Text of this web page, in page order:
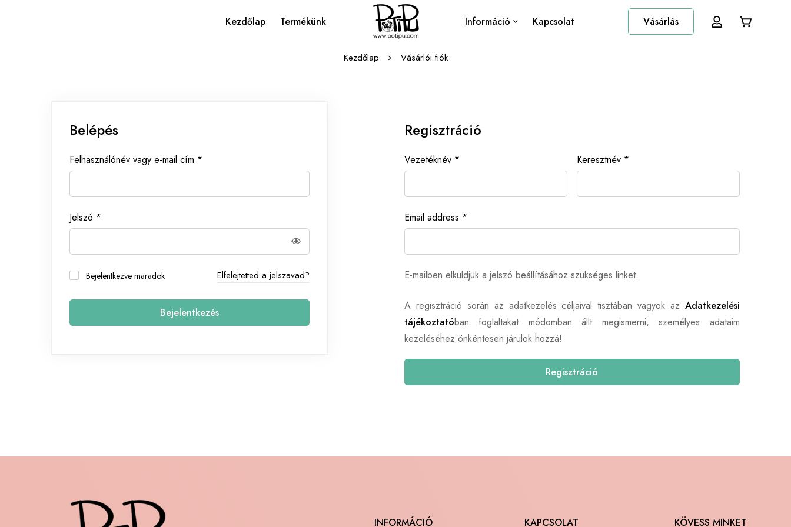
Kezdőlap Termékünk Információ Kapcsolat Vásárlás
Kezdőlap Vásárlói fiók
Belépés
Felhasználónév vagy e-mail cím *
Jelszó *
Bejelentkezve maradok Elfelejtetted a jelszavad?
Bejelentkezés
Regisztráció
Vezetéknév * Keresztnév *
Email address *
E-mailben elküldjük a jelszó beállításához szükséges linket.
A regisztráció során az adatkezelés céljaival tisztában vagyok az Adatkezelési
tájékoztatóban foglaltakat módomban állt megismerni, személyes adataim
kezeléséhez önkéntesen járulok hozzá!
Regisztráció
INFORMÁCIÓ KAPCSOLAT KÖVESS MINKET